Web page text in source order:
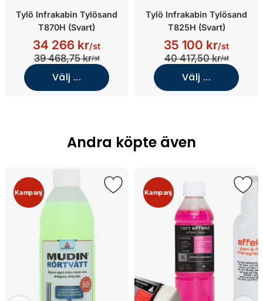
Tylö Infrakabin Tylösand
T870H (Svart)
34 266 kr/st
39 468,75 kr/st
Välj ...
Tylö Infrakabin Tylösand
T825H (Svart)
35 100 kr/st
40 417,50 kr/st
Välj ...
Andra köpte även
Kampanj Kampanj